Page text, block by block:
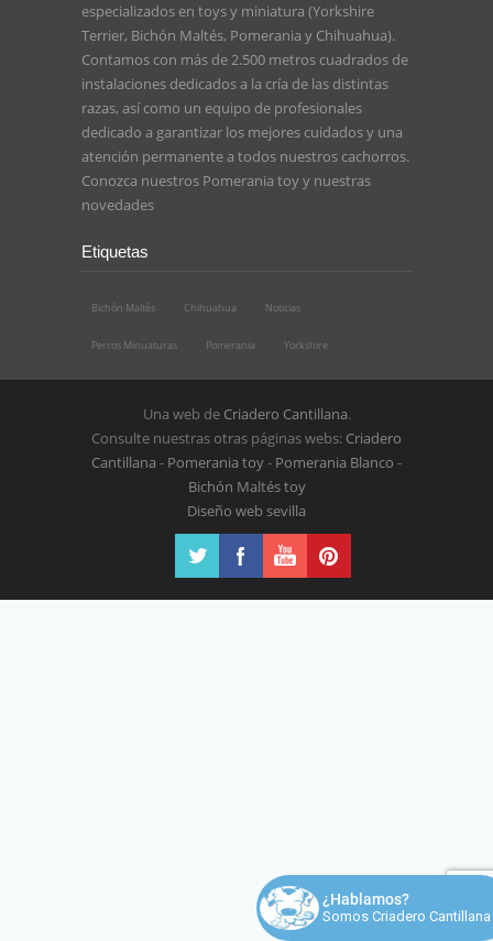
especializados en toys y miniatura (Yorkshire
Terrier, Bichón Maltés, Pomerania y Chihuahua).
Contamos con más de 2.500 metros cuadrados de
instalaciones dedicados a la cría de las distintas
razas, así como un equipo de profesionales
dedicado a garantizar los mejores cuidados y una
atención permanente a todos nuestros cachorros.
Conozca nuestros Pomerania toyy nuestras
novedades
Etiquetas
Bichón Maltés Chihuahua Noticias
Perros Minuaturas Pomerania Yorkshire
Una web de Criadero Cantillana.
Consulte nuestras otras páginas webs: Criadero
Cantillana - Pomerania toy- Pomerania Blanco -
Bichón Maltés toy
Diseño web sevilla
¿Hablamos?
Somos Criadero Cantillana